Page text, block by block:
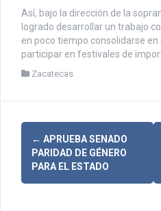
Así, bajo la dirección de la
logrado desarrollar un trabajo
en poco tiempo consolidarse
participar en festivales de
Zacatecas
N← APRUEBA SENADO
PARIDAD DE GÉNERO
PARA EL ESTADO